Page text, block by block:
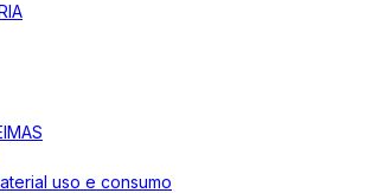
uso e consumo